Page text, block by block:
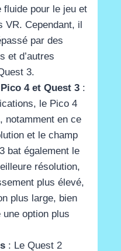
fluide pour le jeu et
VR. Cependant, il
par des
et d’autres
3​​.
4 et Quest 3 :
le Pico 4
notamment en ce
et le champ
bat également le
résolution,
plus élevé,
plus large, bien
option plus
: Le Quest 2